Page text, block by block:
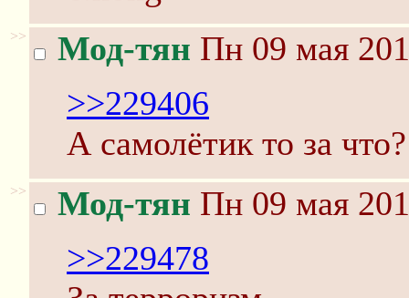
>> Мод-тян Пн 09 мая
>>229406
А самолётик то за что?
>> Мод-тян Пн 09 мая
>>229478